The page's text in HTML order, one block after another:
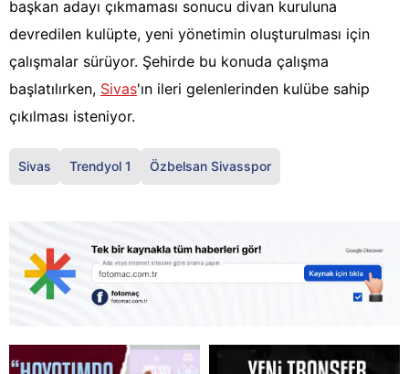
başkan adayı çıkmaması sonucu divan kuruluna
devredilen kulüpte, yeni yönetimin oluşturulması için
çalışmalar sürüyor. Şehirde bu konuda çalışma
başlatılırken, Sivas'ın ileri gelenlerinden kulübe sahip
çıkılması isteniyor.
Sivas Trendyol 1 Özbelsan Sivasspor